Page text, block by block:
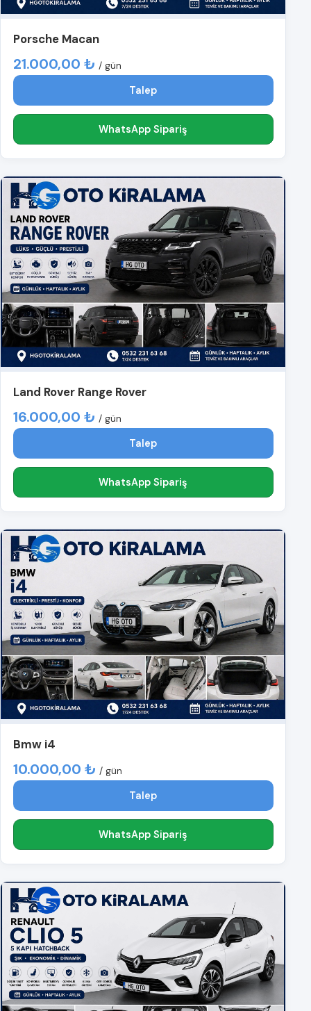
Porsche Macan
21.000,00 ₺ / gün
Talep
WhatsApp Sipariş
Land Rover Range Rover
16.000,00 ₺ / gün
Talep
WhatsApp Sipariş
Bmw i4
10.000,00 ₺ / gün
Talep
WhatsApp Sipariş